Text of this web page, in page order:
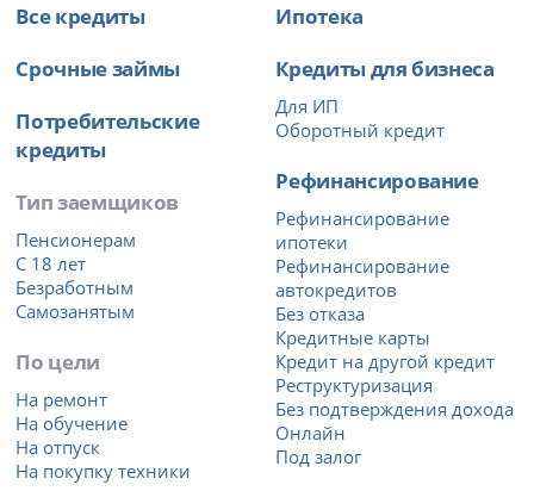
Все кредиты
Срочные займы
Потребительские
кредиты
Тип заемщиков
Пенсионерам
С 18 лет
Безработным
Самозанятым
По цели
На ремонт
На обучение
На отпуск
На покупку техники
Ипотека
Кредиты для бизнеса
Для ИП
Оборотный кредит
Рефинансирование
Рефинансирование
ипотеки
Рефинансирование
автокредитов
Без отказа
Кредитные карты
Кредит на другой кредит
Реструктуризация
Без подтверждения дохода
Онлайн
Под залог